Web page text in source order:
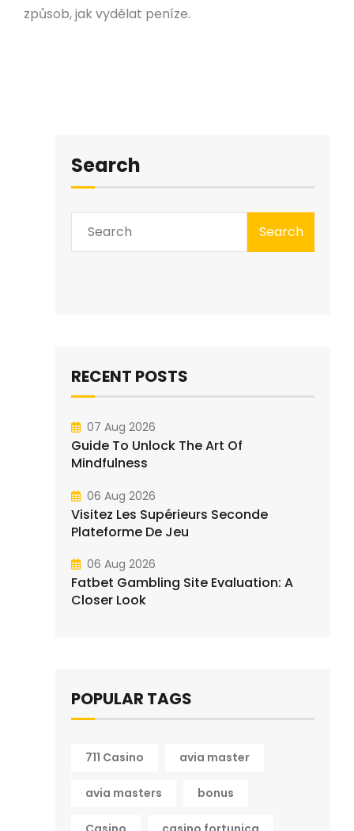
způsob, jak vydělat peníze.
Search
Search
RECENT POSTS
07 Aug 2026
Guide To Unlock The Art Of
Mindfulness
06 Aug 2026
Visitez Les Supérieurs Seconde
Plateforme De Jeu
06 Aug 2026
Fatbet Gambling Site Evaluation: A
Closer Look
POPULAR TAGS
711 Casino avia master
avia masters bonus